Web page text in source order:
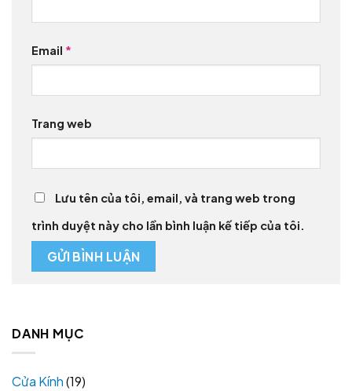
Email *
Trang web
Lưu tên của tôi, email, và trang web trong
trình duyệt này cho lần bình luận kế tiếp của tôi.
DANH MỤC
Cửa Kính(19)